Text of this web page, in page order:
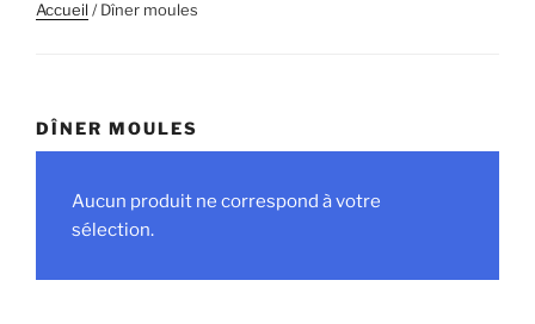
Accueil/ Dîner moules
DÎNER MOULES
Aucun produit ne correspond à votre
sélection.